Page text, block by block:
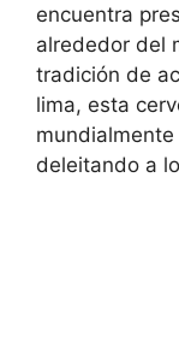
encuentra
alrededor del
tradición de
lima, esta
deleitando a